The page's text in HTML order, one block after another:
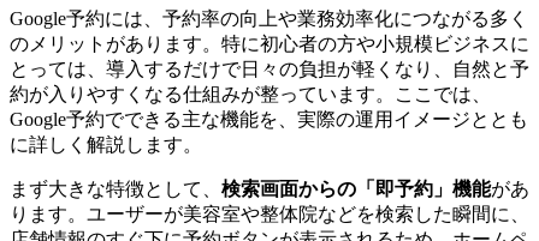
Google予約には、予約率の向上や業務効率化につながる多く
のメリットがあります。特に初心者の方や小規模ビジネスに
とっては、導入するだけで日々の負担が軽くなり、自然と予
約が入りやすくなる仕組みが整っています。ここでは、
Google予約でできる主な機能を、実際の運用イメージととも
に詳しく解説します。
まず大きな特徴として、 検索画面からの「即予約」機能があ
ります。ユーザーが美容室や整体院などを検索した瞬間に、